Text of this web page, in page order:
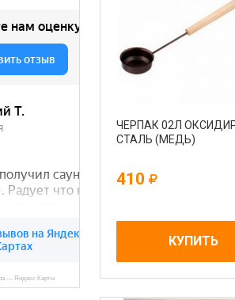
ЧЕРПАК 02Л
СТАЛЬ (МЕДЬ)
410
КУПИТЬ